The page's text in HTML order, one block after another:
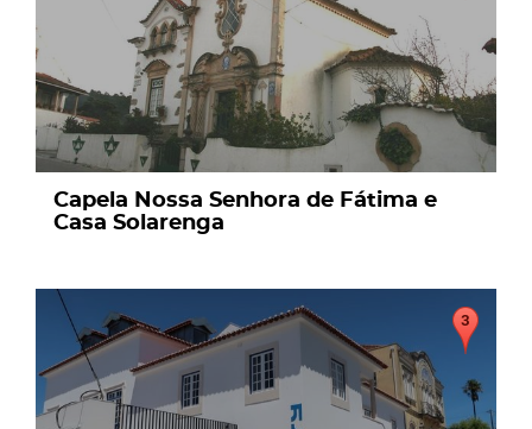
Capela Nossa Senhora de Fátima e
Casa Solarenga
page